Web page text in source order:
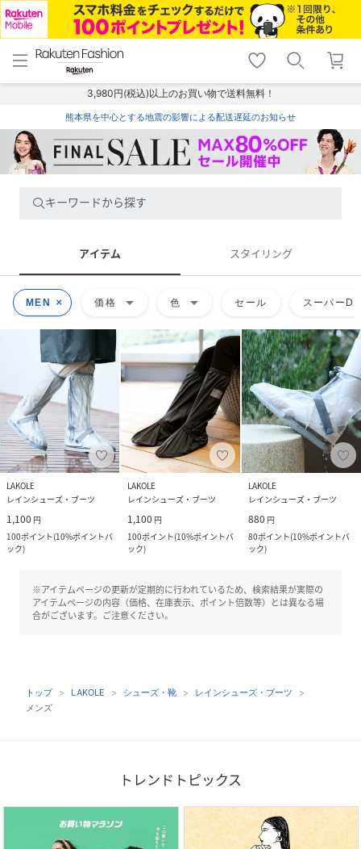
menu home
トップ
shopping_cart lock_outline
ログイン
3,980円(税込)以上のお買い物で送料無料！
熊本県を中心とする地震の影響による配送遅延のお知らせ
キーワードから探す
アイテム スタイリング
MEN 価格 arrow_drop_down 色 arrow_drop_down セール スーパー
LAKOLE
レインシューズ・ブーツ
1,100 円
100ポイント(10%ポイントバ
ック)
LAKOLE
レインシューズ・ブーツ
1,100 円
100ポイント(10%ポイントバ
ック)
LAKOLE
レインシューズ・ブーツ
880 円
80ポイント(10%ポイントバ
ック)
※アイテムページの更新が定期的に行われているため、検索結果が実際の
アイテムページの内容（価格、在庫表示、ポイント倍数等）とは異なる場
合がございます。ご注意ください。
トップ LAKOLE シューズ・靴
レインシューズ・ブーツ
メンズ
トレンドトピックス